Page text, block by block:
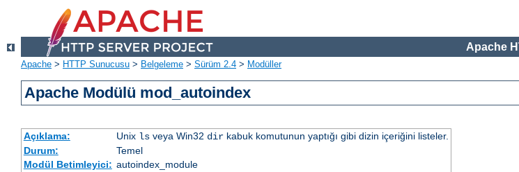
Apache
Apache > HTTP Sunucusu > Belgeleme > Sürüm 2.4 > Modüller
Apache Modülü mod_autoindex
Açıklama: Unix lsveya Win32 dirkabuk komutunun yaptığı gibi dizin içeriğini listeler.
Durum:
Temel
Modül Betimleyici: autoindex_module